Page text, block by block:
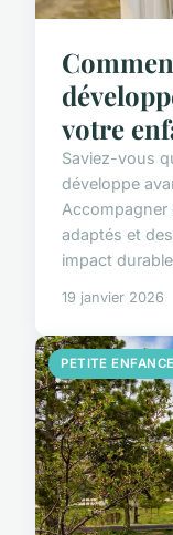
votre
Saviez-vous
développe
Accompagner
adaptés et
impact
19 janvier 2026
PETITE ENFANCE